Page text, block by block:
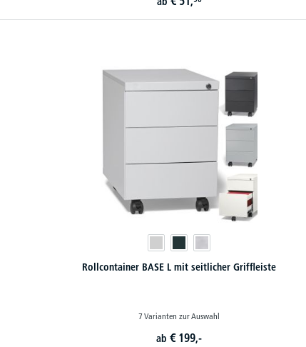
Rollcontainer BASE L mit seitlicher Griffleiste
7 Varianten zur Auswahl
ab € 199,-